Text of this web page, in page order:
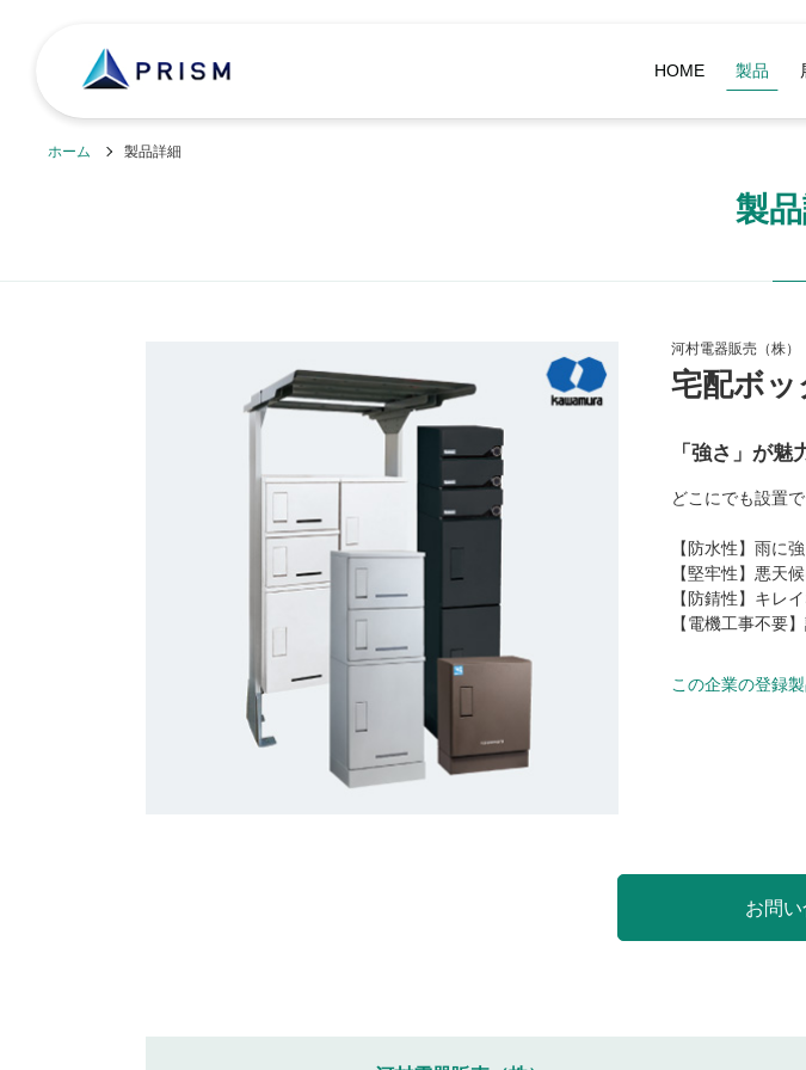
HOME 製品
ホーム 製品詳細
製
河村電器販売（株）
宅配ボ
「強さ」が魅
どこにでも設置
【防水性】雨に
【堅牢性】悪天
【防錆性】キレ
【電機工事不要
この企業の登録